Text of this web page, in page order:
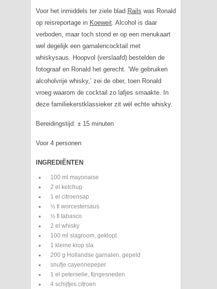
Voor het inmiddels ter ziele blad Rails was Ronald
op reisreportage in Koeweit. Alcohol is daar
verboden, maar toch stond er op een menukaart
wel degelijk een garnalencocktail met
whiskysaus. Hoopvol (verslaafd) bestelden de
fotograaf en Ronald het gerecht. ‘We gebruiken
alcoholvrije whisky,’ zei de ober, toen Ronald
vroeg waarom de cocktail zo lafjes smaakte. In
deze familiekerstklassieker zit wél echte whisky.
Bereidingstijd: ± 15 minuten
Voor 4 personen
INGREDIËNTEN
100 ml mayonaise
2 el ketchup
1 el citroensap
½ tl worcestersaus
½ tl tabasco
2 el whisky
100 ml slagroom, geklopt
1 kleine krop sla
200 g Hollandse garnalen, gepeld
snufje cayennepeper
1 el peterselie, fijngesneden
4 schijfjes citroen